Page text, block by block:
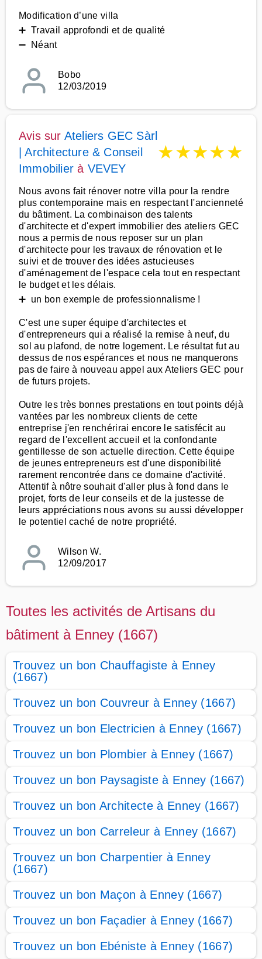
Modification d’une villa
➕ Travail approfondi et de qualité
➖ Néant
Bobo
12/03/2019
Avis sur Ateliers GEC Sàrl
| Architecture & Conseil
Immobilier à VEVEY
★★★★★
Nous avons fait rénover notre villa pour la rendre
plus contemporaine mais en respectant l'ancienneté
du bâtiment. La combinaison des talents
d'architecte et d'expert immobilier des ateliers GEC
nous a permis de nous reposer sur un plan
d'architecte pour les travaux de rénovation et le
suivi et de trouver des idées astucieuses
d'aménagement de l'espace cela tout en respectant
le budget et les délais.
➕ un bon exemple de professionnalisme !
C'est une super équipe d'architectes et
d'entrepreneurs qui a réalisé la remise à neuf, du
sol au plafond, de notre logement. Le résultat fut au
dessus de nos espérances et nous ne manquerons
pas de faire à nouveau appel aux Ateliers GEC pour
de futurs projets.
Outre les très bonnes prestations en tout points déjà
vantées par les nombreux clients de cette
entreprise j'en renchérirai encore le satisfécit au
regard de l'excellent accueil et la confondante
gentillesse de son actuelle direction. Cette équipe
de jeunes entrepreneurs est d'une disponibilité
rarement rencontrée dans ce domaine d'activité.
Attentif à nôtre souhait d'aller plus à fond dans le
projet, forts de leur conseils et de la justesse de
leurs appréciations nous avons su aussi développer
le potentiel caché de notre propriété.
Wilson W.
12/09/2017
Toutes les activités de Artisans du
bâtiment à Enney (1667)
Trouvez un bon Chauffagiste à Enney
(1667)
Trouvez un bon Couvreur à Enney (1667)
Trouvez un bon Electricien à Enney (1667)
Trouvez un bon Plombier à Enney (1667)
Trouvez un bon Paysagiste à Enney (1667)
Trouvez un bon Architecte à Enney (1667)
Trouvez un bon Carreleur à Enney (1667)
Trouvez un bon Charpentier à Enney
(1667)
Trouvez un bon Maçon à Enney (1667)
Trouvez un bon Façadier à Enney (1667)
Trouvez un bon Ebéniste à Enney (1667)